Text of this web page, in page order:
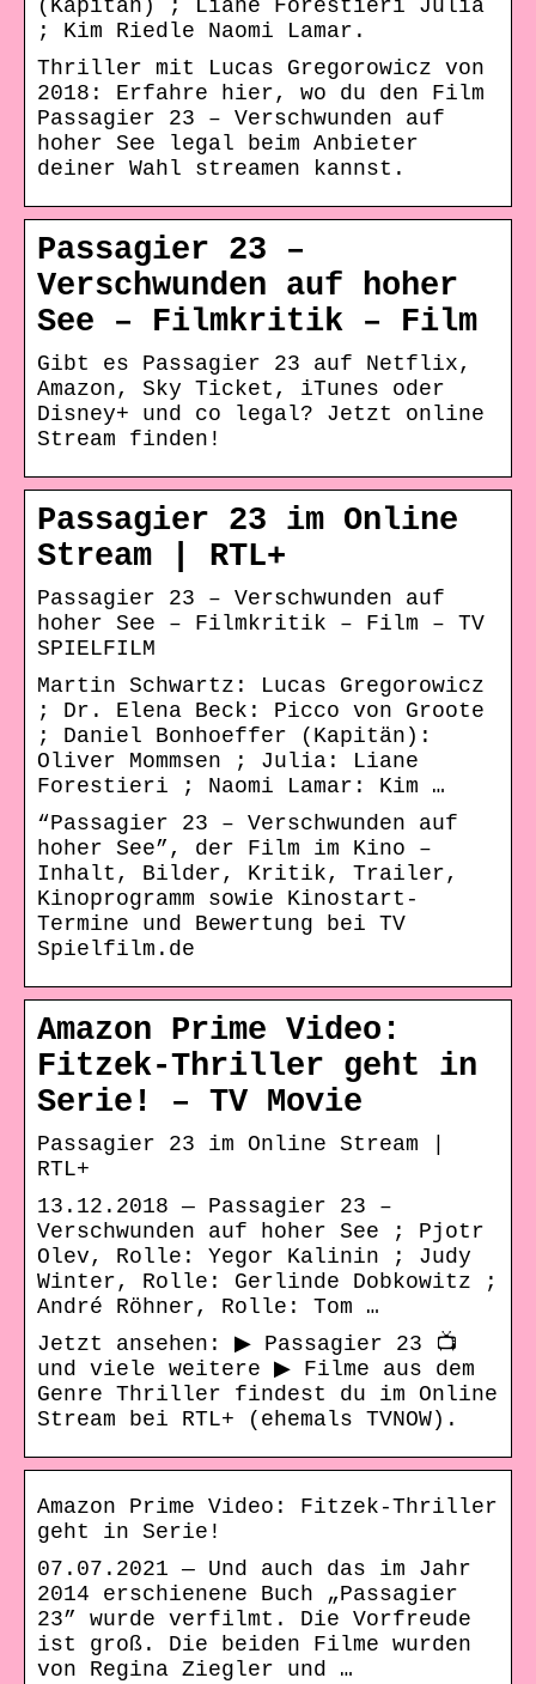
(Kapitän) ; Liane Forestieri Julia
; Kim Riedle Naomi Lamar.
Thriller mit Lucas Gregorowicz von
2018: Erfahre hier, wo du den Film
Passagier 23 – Verschwunden auf
hoher See legal beim Anbieter
deiner Wahl streamen kannst.
Passagier 23 –
Verschwunden auf hoher
See – Filmkritik – Film
Gibt es Passagier 23 auf Netflix,
Amazon, Sky Ticket, iTunes oder
Disney+ und co legal? Jetzt online
Stream finden!
Passagier 23 im Online
Stream | RTL+
Passagier 23 – Verschwunden auf
hoher See – Filmkritik – Film – TV
SPIELFILM
Martin Schwartz: Lucas Gregorowicz
; Dr. Elena Beck: Picco von Groote
; Daniel Bonhoeffer (Kapitän):
Oliver Mommsen ; Julia: Liane
Forestieri ; Naomi Lamar: Kim …
“Passagier 23 – Verschwunden auf
hoher See”, der Film im Kino –
Inhalt, Bilder, Kritik, Trailer,
Kinoprogramm sowie Kinostart-
Termine und Bewertung bei TV
Spielfilm.de
Amazon Prime Video:
Fitzek-Thriller geht in
Serie! – TV Movie
Passagier 23 im Online Stream |
RTL+
13.12.2018 — Passagier 23 –
Verschwunden auf hoher See ; Pjotr
Olev, Rolle: Yegor Kalinin ; Judy
Winter, Rolle: Gerlinde Dobkowitz ;
André Röhner, Rolle: Tom …
Jetzt ansehen: ▶ Passagier 23 📺
und viele weitere ▶ Filme aus dem
Genre Thriller findest du im Online
Stream bei RTL+ (ehemals TVNOW).
Amazon Prime Video: Fitzek-Thriller
geht in Serie!
07.07.2021 — Und auch das im Jahr
2014 erschienene Buch „Passagier
23” wurde verfilmt. Die Vorfreude
ist groß. Die beiden Filme wurden
von Regina Ziegler und …